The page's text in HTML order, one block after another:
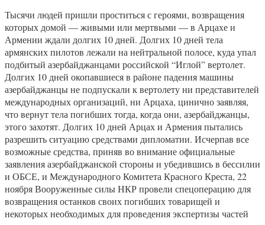
Тысячи людей пришли проститься с героями, возвращения
которых домой — живыми или мертвыми — в Арцахе и
Армении ждали долгих 10 дней. Долгих 10 дней тела
армянских пилотов лежали на нейтральной полосе, куда упал
подбитый азербайджанцами российской “Иглой” вертолет.
Долгих 10 дней окопавшиеся в районе падения машины
азербайджанцы не подпускали к вертолету ни представителей
международных организаций, ни Арцаха, цинично заявляя,
что вернут тела погибших тогда, когда они, азербайджанцы,
этого захотят. Долгих 10 дней Арцах и Армения пытались
разрешить ситуацию средствами дипломатии. Исчерпав все
возможные средства, приняв во внимание официальные
заявления азербайджанской стороны и убедившись в бессилии
и ОБСЕ, и Международного Комитета Красного Креста, 22
ноября Вооруженные силы НКР провели спецоперацию для
возвращения останков своих погибших товарищей и
некоторых необходимых для проведения экспертизы частей